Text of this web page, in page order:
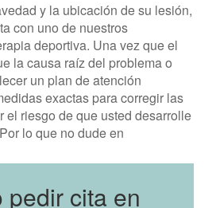
y la ubicación de su lesión,
con uno de nuestros
deportiva. Una vez que el
la causa raíz del problema o
un plan de atención
exactas para corregir las
el riesgo de que usted desarrolle
lo que no dude en
pedir cita en